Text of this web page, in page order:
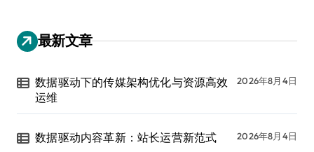
最新文章
数据驱动下的传媒架构优化与资源高效
运维
2026年8月4日
数据驱动内容革新：站长运营新范式 2026年8月4日